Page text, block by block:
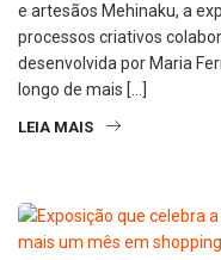
e artesãos Mehinaku, a
processos criativos
desenvolvida por Maria
longo de mais […]
LEIA MAIS